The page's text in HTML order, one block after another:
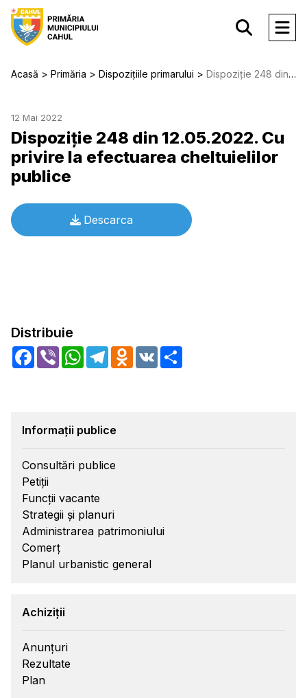
Acasă Primăria Dispozițiile primarului Dispoziție 248 din 12.05.2022. Cu privire la efectuarea cheltuielilor publice
12 Mai 2022
Dispoziție 248 din 12.05.2022. Cu
privire la efectuarea cheltuielilor
publice
Descarca
Distribuie
Facebook
Viber WhatsApp
TelegramOdnoklassniki
VK
Informații publice
Consultări publice
Petiții
Funcții vacante
Strategii și planuri
Administrarea patrimoniului
Comerț
Planul urbanistic general
Achiziții
Anunțuri
Rezultate
Plan